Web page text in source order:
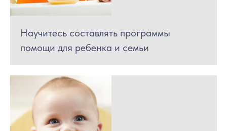
Научитесь составлять программы
помощи для ребенка и семьи